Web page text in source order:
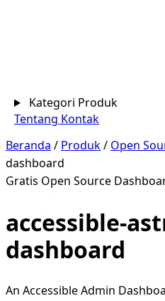
Kategori Produk
Tentang Kontak
Beranda / Produk/ Open
dashboard
Gratis Open Source
accessible-
dashboard
An Accessible Admin